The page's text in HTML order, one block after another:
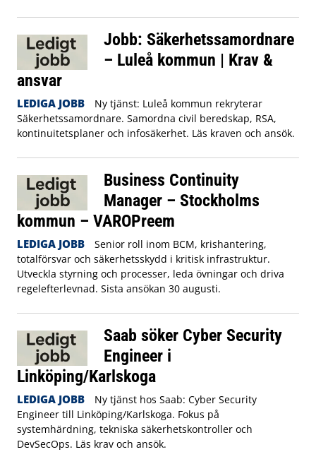
Jobb: Säkerhetssamordnare
– Luleå kommun | Krav &
ansvar
LEDIGA JOBB
Ny tjänst: Luleå kommun rekryterar
Säkerhetssamordnare. Samordna civil beredskap, RSA,
kontinuitetsplaner och infosäkerhet. Läs kraven och ansök.
Business Continuity
Manager – Stockholms
kommun – VAROPreem
LEDIGA JOBB
Senior roll inom BCM, krishantering,
totalförsvar och säkerhetsskydd i kritisk infrastruktur.
Utveckla styrning och processer, leda övningar och driva
regelefterlevnad. Sista ansökan 30 augusti.
Saab söker Cyber Security
Engineer i
Linköping/Karlskoga
LEDIGA JOBB
Ny tjänst hos Saab: Cyber Security
Engineer till Linköping/Karlskoga. Fokus på
systemhärdning, tekniska säkerhetskontroller och
DevSecOps. Läs krav och ansök.